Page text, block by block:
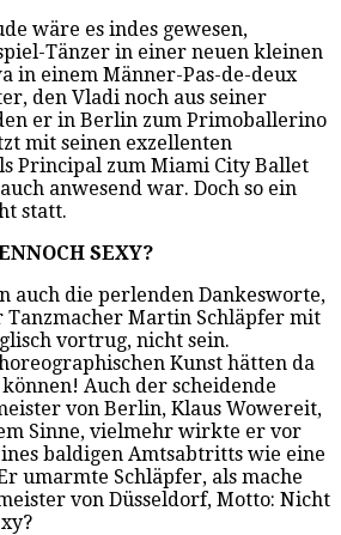
wäre es indes gewesen,
Tänzer in einer neuen kleinen
in einem Männer-Pas-de-deux
den Vladi noch aus seiner
er in Berlin zum Primoballerino
mit seinen exzellenten
Principal zum Miami City Ballet
anwesend war. Doch so ein
statt.
SEXY?
auch die perlenden Dankesworte,
Tanzmacher Martin Schläpfer mit
vortrug, nicht sein.
Kunst hätten da
Auch der scheidende
von Berlin, Klaus Wowereit,
Sinne, vielmehr wirkte er vor
baldigen Amtsabtritts wie eine
umarmte Schläpfer, als mache
von Düsseldorf, Motto: Nicht